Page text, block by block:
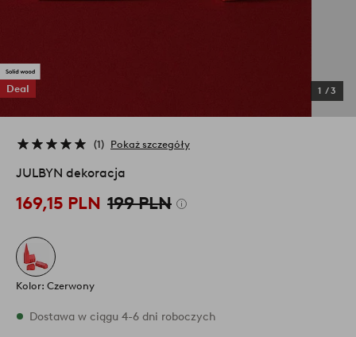
Deal 1 /3
1 Pokaż szczegóły
JULBYN dekoracja
169,15 PLN 199 PLN
Kolor: Czerwony
W magazynie
Dostawa w ciągu 4-6 dni roboczych